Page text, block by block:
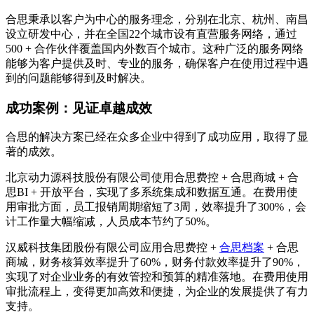
合思秉承以客户为中心的服务理念，分别在北京、杭州、南昌
设立研发中心，并在全国22个城市设有直营服务网络，通过
500 + 合作伙伴覆盖国内外数百个城市。这种广泛的服务网络
能够为客户提供及时、专业的服务，确保客户在使用过程中遇
到的问题能够得到及时解决。
成功案例：见证卓越成效
合思的解决方案已经在众多企业中得到了成功应用，取得了显
著的成效。
北京动力源科技股份有限公司使用合思费控 + 合思商城 + 合
思BI + 开放平台，实现了多系统集成和数据互通。在费用使
用审批方面，员工报销周期缩短了3周，效率提升了300%，会
计工作量大幅缩减，人员成本节约了50%。
汉威科技集团股份有限公司应用合思费控 + 合思档案 + 合思
商城，财务核算效率提升了60%，财务付款效率提升了90%，
实现了对企业业务的有效管控和预算的精准落地。在费用使用
审批流程上，变得更加高效和便捷，为企业的发展提供了有力
支持。